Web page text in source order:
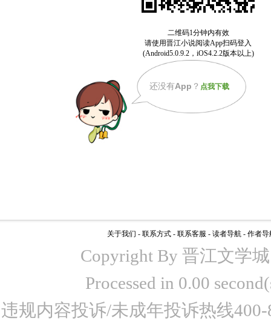
还没有App ？ 点我下载
关于我们 - 联系方式 - 联系客服 - 读者导航 - 作者导
Copyright By 晋江文学
Processed in 0.00
违规内容投诉/未成年投诉热线